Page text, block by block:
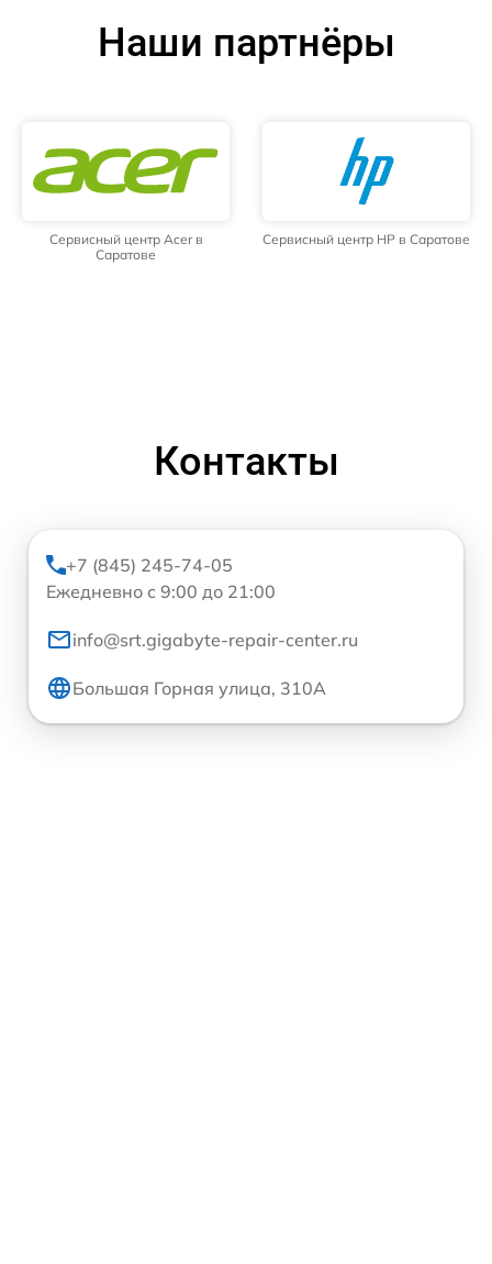
Наши партнёры
Сервисный центр Acer в
Саратове
Сервисный центр HP в Саратове
Контакты
+7 (845) 245-74-05
Ежедневно с 9:00 до 21:00
info@srt.gigabyte-repair-center.ru
Большая Горная улица, 310А